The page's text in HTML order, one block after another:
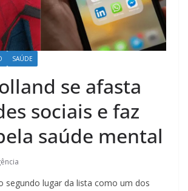
SAÚDE
se afasta
sociais e faz
saúde mental
segundo lugar da lista como um dos